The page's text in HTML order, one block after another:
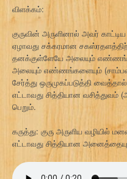
விளக்கம்:
குருவின் அருளினால் அவர்
ஏழாவது சக்கரமான
தனக்குள்ளேயே அலையும்
அலையும் எண்ணங்களையும்
சேர்த்து ஒருமுகப்படுத்தி
எட்டாவது சித்தியான
பெறும்.
கருத்து: குரு அருளிய வழியில்
எட்டாவது சித்தியான